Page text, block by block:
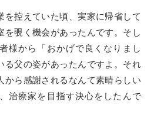
を控えていた頃、実家に帰省して
を覗く機会があったんです。そし
様から「おかげで良くなりまし
る父の姿があったんですよ。それ
から感謝されるなんて素晴らしい
治療家を目指す決心をしたんで